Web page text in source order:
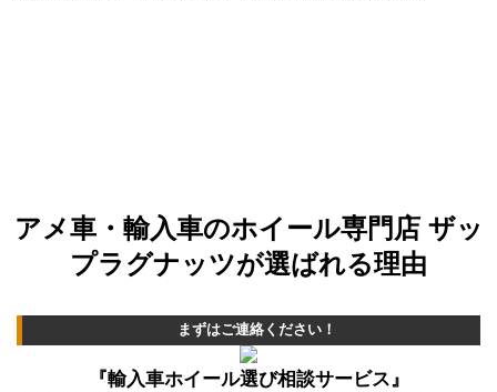
アメ車・輸入車のホイール専門店 ザッ
プラグナッツが選ばれる理由
まずはご連絡ください！
『輸入車ホイール選び相談サービス』